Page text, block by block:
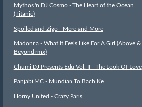
Mythos 'n DJ Cosmo - The Heart of the Ocean
(Titanic)
Spoiled and Zigo - More and More
Madonna - What It Feels Like For A Girl (Above &
Beyond rmx)
Chumi DJ Presents Edu Vol. II - The Look Of Love
Panjabi MC - Mundian To Bach Ke
Horny United - Crazy Paris